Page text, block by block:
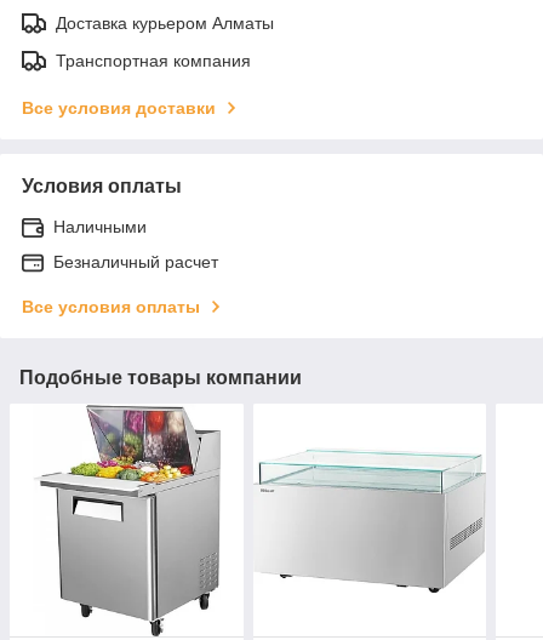
Доставка курьером Алматы
Транспортная компания
Все условия доставки
Условия оплаты
Наличными
Безналичный расчет
Все условия оплаты
Подобные товары компании